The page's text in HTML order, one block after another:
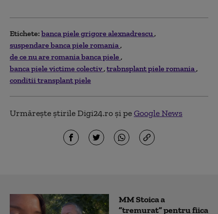
Etichete: banca piele grigore alexnadrescu
suspendare banca piele romania
de ce nu are romania banca piele
banca piele victime colectiv trabnsplant piele romania
conditii transplant piele
Urmărește știrile Digi24.ro și peGoogle News
MM Stoica a
”tremurat” pentru fiica